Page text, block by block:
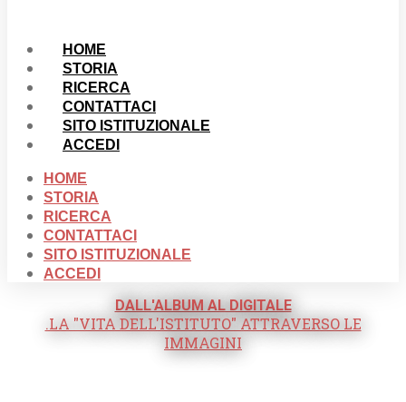
HOME
STORIA
RICERCA
CONTATTACI
SITO ISTITUZIONALE
ACCEDI
HOME
STORIA
RICERCA
CONTATTACI
SITO ISTITUZIONALE
ACCEDI
DALL'ALBUM AL DIGITALE
.LA "VITA DELL'ISTITUTO" ATTRAVERSO LE
IMMAGINI